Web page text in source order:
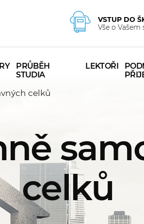
VSTUP DO
Vše o Vašem
PRŮBĚH
STUDIA
LEKTOŘI
celků
celků